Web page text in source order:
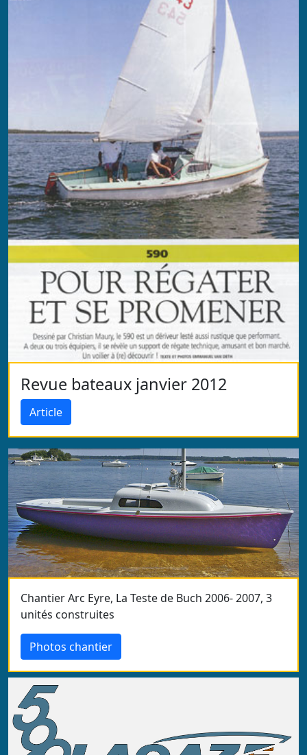
Revue bateaux janvier 2012
Article
Chantier Arc Eyre, La Teste de Buch 2006- 2007, 3
unités construites
Photos chantier